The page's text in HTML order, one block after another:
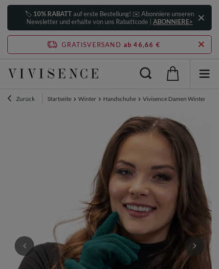
🏷️ 10% RABATTauf erste Bestellung! ✉️ Abonniere unseren
Newsletter und erhalte von uns Rabattcode | ABONNIERE>
GRATISVERSAND ab 46,66 €
Zurück Startseite Winter Handschuhe Vivisence Damen Winter